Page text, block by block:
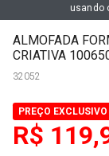
usando
ALMOFADA
CRIATIVA
32052
PREÇO
R$